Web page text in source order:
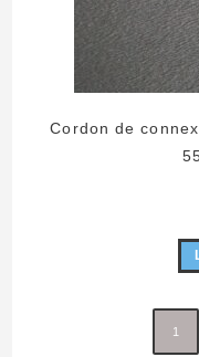
Cordon de
1